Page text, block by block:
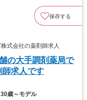
保存する
式会社の薬剤師求人
の大手調剤薬局で
師求人です
歳～モデル